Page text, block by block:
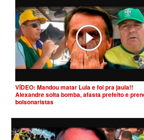
VÍDEO: Mandou matar Lula e foi pra jaula!!
Alexandre solta bomba, afasta prefeito e
bolsonaristas